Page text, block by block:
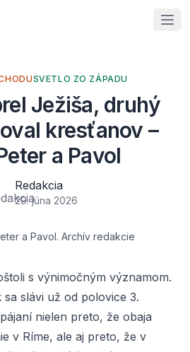
SVETLO ZO ZÁPADU
Ježiša, druhý
kresťanov –
a Pavol
Redakcia
29. júna 2026
a Pavol. Archív redakcie
s výnimočným významom.
slávi už od polovice 3.
nielen preto, že obaja
v Ríme, ale aj preto, že v